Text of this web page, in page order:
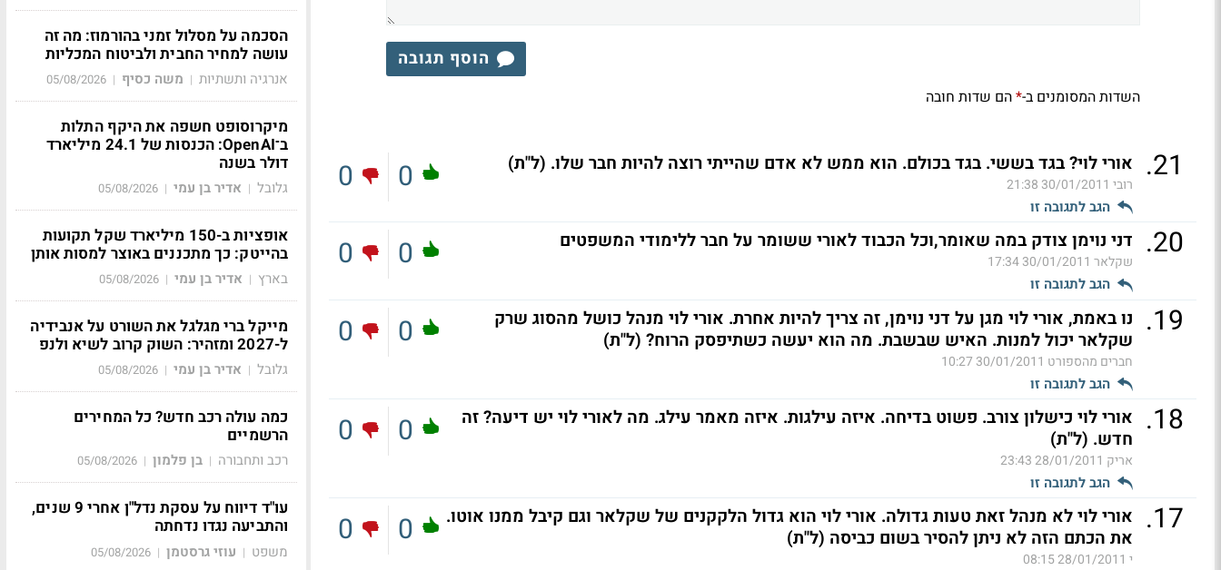
הוסף תגובה
השדות המסומנים ב-*הם שדות חובה
21
. אורי לוי? בגד בששי. בגד בכולם. הוא ממש לא אדם שהייתי רוצה להיות חבר שלו. (ל"ת)
רובי 30/01/2011 21:38
הגב לתגובה זו
0
0
20
. דני נוימן צודק במה שאומר,וכל הכבוד לאורי ששומר על חבר ללימודי המשפטים
שקלאר 30/01/2011 17:34
הגב לתגובה זו
0
0
19
.
נו באמת, אורי לוי מגן על דני נוימן, זה צריך להיות אחרת. אורי לוי מנהל כושל מהסוג שרק
שקלאר יכול למנות. האיש שבשבת. מה הוא יעשה כשתיפסק הרוח? (ל"ת)
חברים מהספורט 30/01/2011 10:27
הגב לתגובה זו
0
0
18
.
אורי לוי כישלון צורב. פשוט בדיחה. איזה עילגות. איזה מאמר עילג. מה לאורי לוי יש דיעה? זה
חדש. (ל"ת)
אריק 28/01/2011 23:43
הגב לתגובה זו
0
0
17
.
אורי לוי לא מנהל זאת טעות גדולה. אורי לוי הוא גדול הלקקנים של שקלאר וגם קיבל ממנו אוטו.
את הכתם הזה לא ניתן להסיר בשום כביסה (ל"ת)
י 28/01/2011 08:15
0
0
הסכמה על מסלול זמני בהורמוז: מה זה
עושה למחיר החבית ולביטוח המכליות
אנרגיה ותשתיות | משה כסיף |
05/08/2026
מיקרוסופט חשפה את היקף התלות
ב־OpenAI: הכנסות של 24.1 מיליארד
דולר בשנה
גלובל | אדיר בן עמי |
05/08/2026
אופציות ב-150 מיליארד שקל תקועות
בהייטק: כך מתכננים באוצר למסות אותן
בארץ | אדיר בן עמי |
05/08/2026
מייקל ברי מגלגל את השורט על אנבידיה
ל-2027 ומזהיר: השוק קרוב לשיא ולנפ
גלובל | אדיר בן עמי |
05/08/2026
כמה עולה רכב חדש? כל המחירים
הרשמיים
רכב ותחבורה | בן פלמון |
05/08/2026
עו"ד דיווח על עסקת נדל"ן אחרי 9 שנים,
והתביעה נגדו נדחתה
משפט | עוזי גרסטמן |
05/08/2026